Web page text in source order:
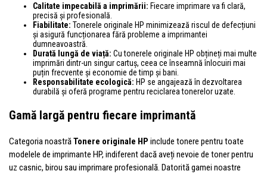
Calitate impecabilă a imprimării: Fiecare imprimare va fi clară,
precisă și profesională.
Fiabilitate: Tonerele originale HP minimizează riscul de defecțiuni
și asigură funcționarea fără probleme a imprimantei
dumneavoastră.
Durată lungă de viață: Cu tonerele originale HP obțineți mai multe
imprimări dintr-un singur cartuș, ceea ce înseamnă înlocuiri mai
puțin frecvente și economie de timp și bani.
Responsabilitate ecologică: HP se angajează în dezvoltarea
durabilă și oferă programe pentru reciclarea tonerelor uzate.
Gamă largă pentru fiecare imprimantă
Categoria noastrăTonere originale HP include tonere pentru toate
modelele de imprimante HP, indiferent dacă aveți nevoie de toner pentru
uz casnic, birou sau imprimare profesională. Datorită gamei noastre